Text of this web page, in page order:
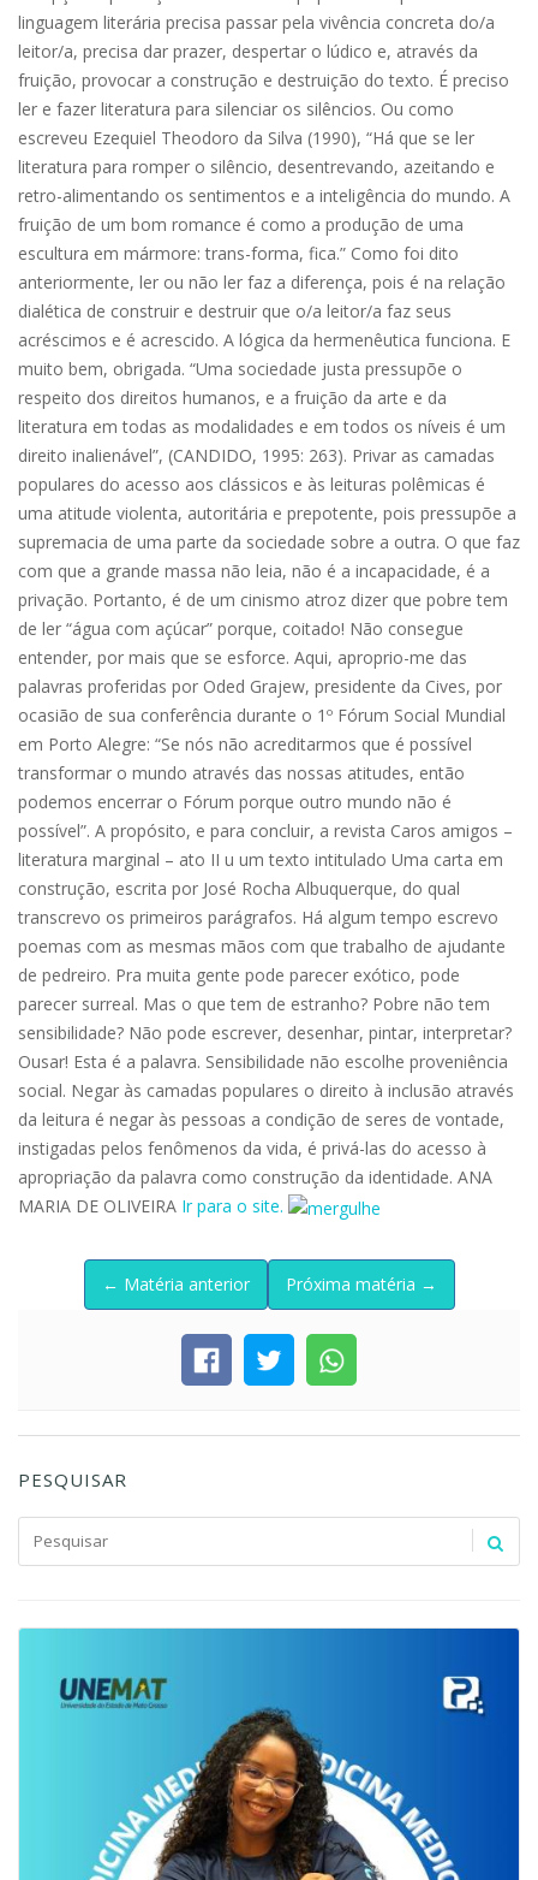
linguagem literária precisa passar pela vivência concreta do/a
leitor/a, precisa dar prazer, despertar o lúdico e, através da
fruição, provocar a construção e destruição do texto. É preciso
ler e fazer literatura para silenciar os silêncios. Ou como
escreveu Ezequiel Theodoro da Silva (1990), “Há que se ler
literatura para romper o silêncio, desentrevando, azeitando e
retro-alimentando os sentimentos e a inteligência do mundo. A
fruição de um bom romance é como a produção de uma
escultura em mármore: trans-forma, fica.” Como foi dito
anteriormente, ler ou não ler faz a diferença, pois é na relação
dialética de construir e destruir que o/a leitor/a faz seus
acréscimos e é acrescido. A lógica da hermenêutica funciona. E
muito bem, obrigada. “Uma sociedade justa pressupõe o
respeito dos direitos humanos, e a fruição da arte e da
literatura em todas as modalidades e em todos os níveis é um
direito inalienável”, (CANDIDO, 1995: 263). Privar as camadas
populares do acesso aos clássicos e às leituras polêmicas é
uma atitude violenta, autoritária e prepotente, pois pressupõe a
supremacia de uma parte da sociedade sobre a outra. O que faz
com que a grande massa não leia, não é a incapacidade, é a
privação. Portanto, é de um cinismo atroz dizer que pobre tem
de ler “água com açúcar” porque, coitado! Não consegue
entender, por mais que se esforce. Aqui, aproprio-me das
palavras proferidas por Oded Grajew, presidente da Cives, por
ocasião de sua conferência durante o 1º Fórum Social Mundial
em Porto Alegre: “Se nós não acreditarmos que é possível
transformar o mundo através das nossas atitudes, então
podemos encerrar o Fórum porque outro mundo não é
possível”. A propósito, e para concluir, a revista Caros amigos –
literatura marginal – ato II u um texto intitulado Uma carta em
construção, escrita por José Rocha Albuquerque, do qual
transcrevo os primeiros parágrafos. Há algum tempo escrevo
poemas com as mesmas mãos com que trabalho de ajudante
de pedreiro. Pra muita gente pode parecer exótico, pode
parecer surreal. Mas o que tem de estranho? Pobre não tem
sensibilidade? Não pode escrever, desenhar, pintar, interpretar?
Ousar! Esta é a palavra. Sensibilidade não escolhe proveniência
social. Negar às camadas populares o direito à inclusão através
da leitura é negar às pessoas a condição de seres de vontade,
instigadas pelos fenômenos da vida, é privá-las do acesso à
apropriação da palavra como construção da identidade. ANA
MARIA DE OLIVEIRA Ir para o site.
← Matéria anterior Próxima matéria →
PESQUISAR